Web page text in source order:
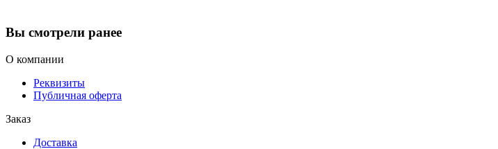
Вы смотрели ранее
О компании
Реквизиты
Публичная оферта
Заказ
Доставка